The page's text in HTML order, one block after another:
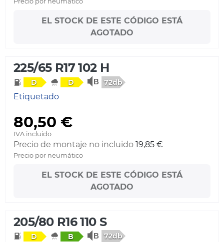
EL STOCK DE ESTE CÓDIGO ESTÁ
AGOTADO
225/65 R17 102 H
D D 72db
Etiquetado
80,50 €
IVA incluido
Precio de montaje no incluido 19,85 €
Precio por neumático
EL STOCK DE ESTE CÓDIGO ESTÁ
AGOTADO
205/80 R16 110 S
D B 72db